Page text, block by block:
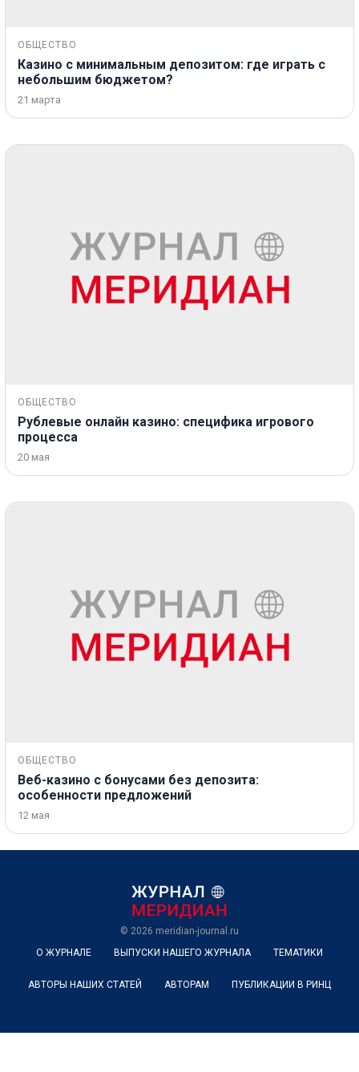
ОБЩЕСТВО
Казино с минимальным депозитом: где играть с
небольшим бюджетом?
21 марта
ОБЩЕСТВО
Рублевые онлайн казино: специфика игрового
процесса
20 мая
ОБЩЕСТВО
Веб-казино с бонусами без депозита:
особенности предложений
12 мая
© 2026 meridian-journal.ru
О ЖУРНАЛЕ
ВЫПУСКИ НАШЕГО ЖУРНАЛА ТЕМАТИКИ
АВТОРЫ НАШИХ СТАТЕЙ АВТОРАМ ПУБЛИКАЦИИ В РИНЦ